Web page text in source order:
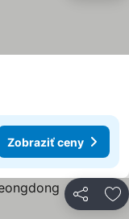
Zobraziť ceny
Zdieľať